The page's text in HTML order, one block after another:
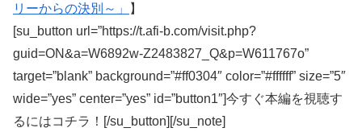
リーからの決別～」
】
[su_button url=”https://t.afi-b.com/visit.php?
guid=ON&a=W6892w-Z2483827_Q&p=W611767o”
target=”blank” background=”#ff0304″ color=”#ffffff” size=”5″
wide=”yes” center=”yes” id=”button1″]今すぐ本編を視聴す
るにはコチラ！[/su_button][/su_note]